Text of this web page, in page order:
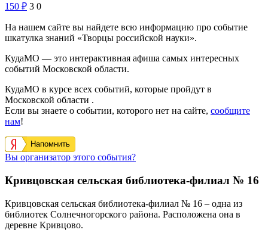
150 ₽ 3 0
На нашем сайте вы найдете всю информацию про событие
шкатулка знаний «Творцы российской науки».
КудаМО — это интерактивная афиша самых интересных
событий Московской области.
КудаМО в курсе всех событий, которые пройдут в
Московской области .
Если вы знаете о событии, которого нет на сайте, сообщите
нам!
Напомнить
Вы организатор этого события?
Кривцовская сельская библиотека-филиал № 16
Кривцовская сельская библиотека-филиал № 16 – одна из
библиотек Солнечногорского района. Расположена она в
деревне Кривцово.